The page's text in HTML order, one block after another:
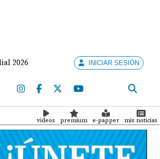
Mulino llega a Colombia para
INICIAR SESIÓN
videos premium e-papper mis noticias